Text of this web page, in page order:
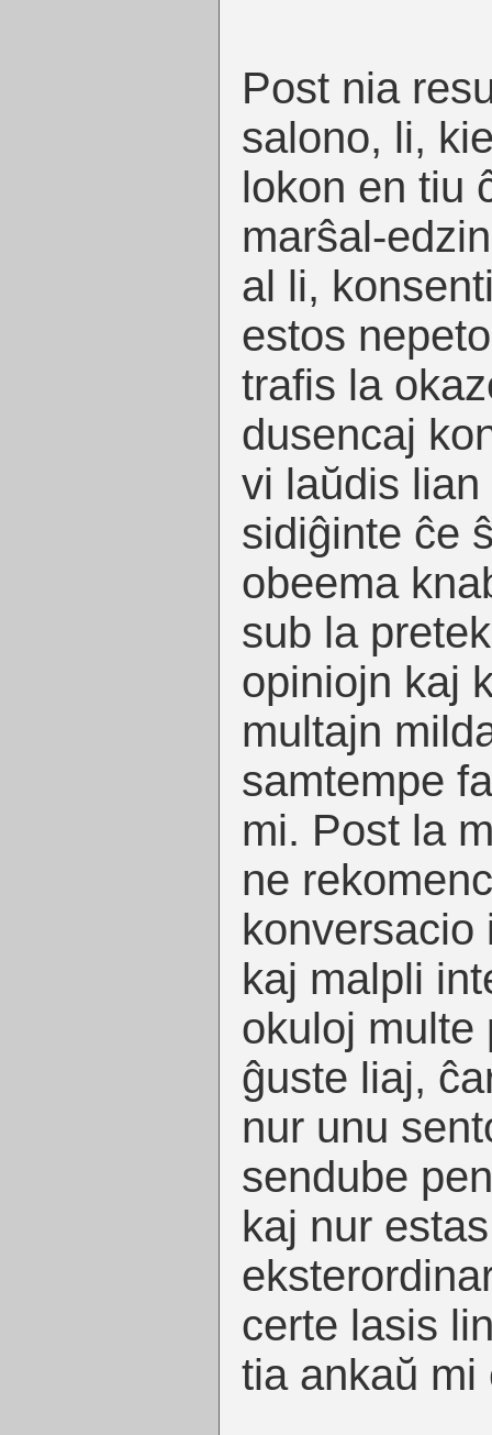
Post nia
salono, li,
lokon en tiu
marŝal-
al li,
estos
trafis la
dusencaj
vi laŭdis
sidiĝinte ĉe
obeema
sub la
opiniojn kaj
multajn
samtempe
mi. Post la
ne
konversacio
kaj malpli
okuloj multe
ĝuste liaj,
nur unu
sendube
kaj nur
certe lasis
tia ankaŭ mi